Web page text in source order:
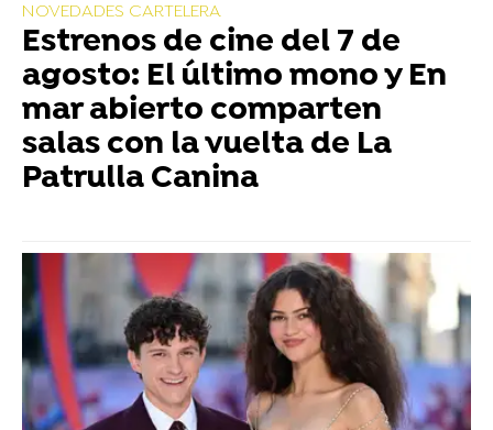
NOVEDADES CARTELERA
Estrenos de cine del 7 de
agosto: El último mono y En
mar abierto comparten
salas con la vuelta de La
Patrulla Canina